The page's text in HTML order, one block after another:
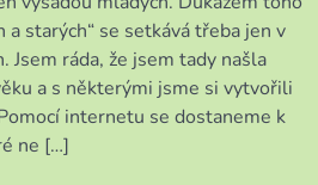
a starých“ se setkává třeba jen v
Jsem ráda, že jsem tady našla
a s některými jsme si vytvořili
internetu se dostaneme k
ne […]